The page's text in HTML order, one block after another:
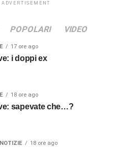
ADVERTISEMENT
POPOLARI VIDEO
17 ore ago
i doppi ex
18 ore ago
sapevate che…?
18 ore ago